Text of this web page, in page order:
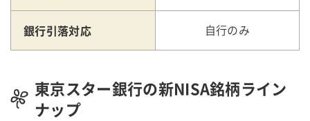
銀行引落対応 自行のみ
東京スター銀行の新NISA銘柄ライン
ナップ